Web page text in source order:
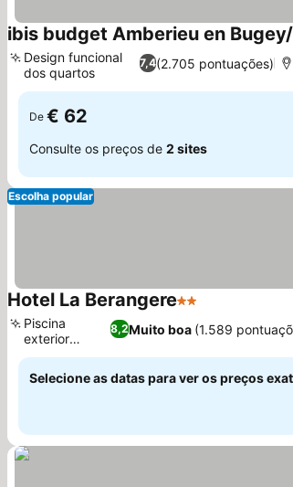
ibis budget Amberieu en
7,4(2.705 pontuações)
Design funcional
dos quartos
De € 62
Consulte os preços de 2 sites
Escolha popular
Hotel La Berangere2 Estrelas
8,2Muito boa (1.589
Piscina
exterior
sazonal
Selecione as datas para ver os preços